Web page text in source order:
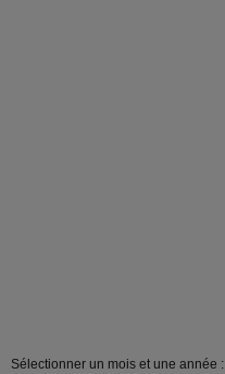
Sélectionner un mois et une année :